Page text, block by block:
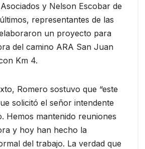
y Nelson Escobar de
representantes de las
un proyecto para
del camino ARA San Juan
Km 4.
Romero sostuvo que “este
solicitó el señor intendente
Hemos mantenido reuniones
y hoy han hecho la
del trabajo. La verdad que